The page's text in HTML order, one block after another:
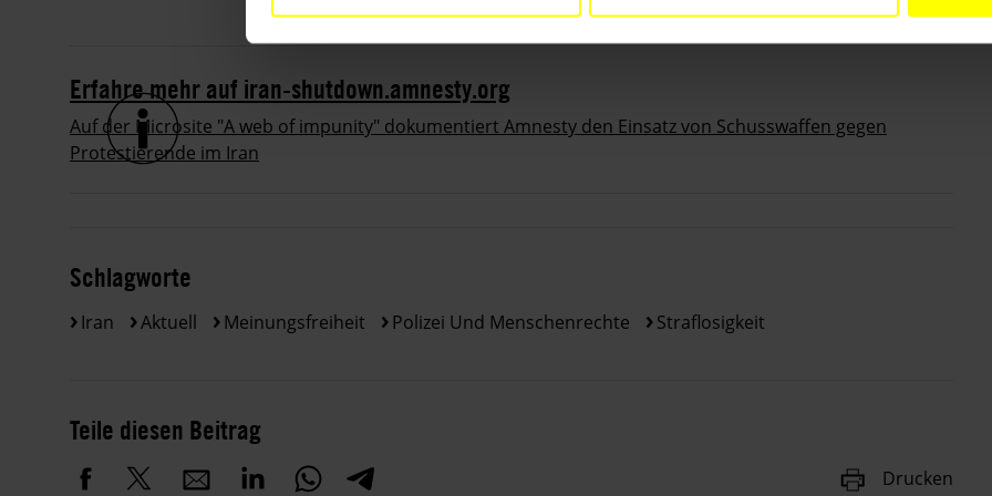
Erfahre mehr auf iran-shutdown.amnesty.org
Auf der Microsite "A web of impunity" dokumentiert Amnesty den Einsatz von Schusswaffen gegen
Protestierende im Iran
Schlagworte
Iran Aktuell Meinungsfreiheit Polizei Und Menschenrechte Straflosigkeit
Teile diesen Beitrag
Drucken